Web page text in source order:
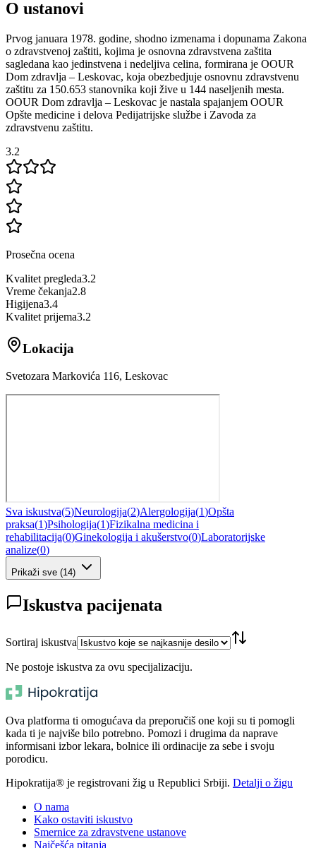
O ustanovi
Prvog januara 1978. godine, shodno izmenama i dopunama Zakona
o zdravstvenoj zaštiti, kojima je osnovna zdravstvena zaštita
sagledana kao jedinstvena i nedeljiva celina, formirana je OOUR
Dom zdravlja – Leskovac, koja obezbedjuje osnovnu zdravstvenu
zaštitu za 150.653 stanovnika koji žive u 144 naseljenih mesta.
OOUR Dom zdravlja – Leskovac je nastala spajanjem OOUR
Opšte medicine i delova Pedijatrijske službe i Zavoda za
zdravstvenu zaštitu.
3.2
Prosečna ocena
Kvalitet pregleda3.2
Vreme čekanja2.8
Higijena3.4
Kvalitet prijema3.2
Lokacija
Svetozara Markovića 116, Leskovac
Sva iskustva(5)Neurologija(2)Alergologija(1)Opšta
praksa(1)Psihologija(1)Fizikalna medicina i
rehabilitacija(0)Ginekologija i akušerstvo(0)Laboratorijske
analize(0)
Prikaži sve (14)
Iskustva pacijenata
Sortiraj iskustva
Ne postoje iskustva za ovu specijalizaciju.
Ova platforma ti omogućava da preporučiš one koji su ti pomogli
kada ti je najviše bilo potrebno. Pomozi i drugima da naprave
informisani izbor lekara, bolnice ili ordinacije za sebe i svoju
porodicu.
Hipokratija® je registrovani žig u Republici Srbiji. Detalji o žigu
O nama
Kako ostaviti iskustvo
Smernice za zdravstvene ustanove
Najčešća pitanja